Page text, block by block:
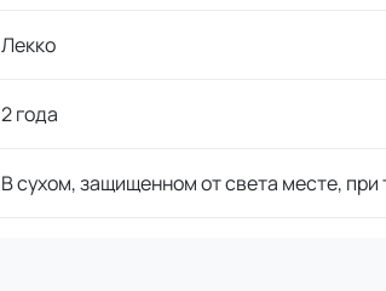
Лекко
2 года
В сухом, защищенном от света месте,